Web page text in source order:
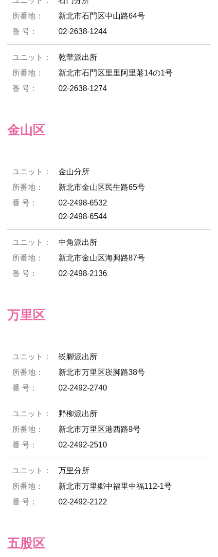
新北市石門区中山路64号
02-2638-1244
乾華派出所
新北市石門区里里阿里荖14の1号
02-2638-1274
金山区
金山分所
新北市金山区民生路65号
02-2498-6532
02-2498-6544
中角派出所
新北市金山区海興路87号
02-2498-2136
万里区
崁腳派出所
新北市万里区崁脚路38号
02-2492-2740
野柳派出所
新北市万里区港西路9号
02-2492-2510
万里分所
新北市万里郷中福里中福112-1号
02-2492-2122
五股区